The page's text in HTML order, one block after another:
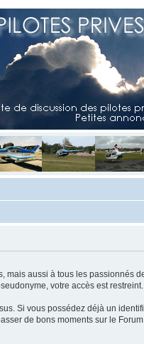
aussi à tous les passionnés
votre accès est
Si vous possédez déjà un
de bons moments sur le